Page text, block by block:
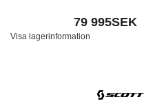
79 995SEK
Visa lagerinformation